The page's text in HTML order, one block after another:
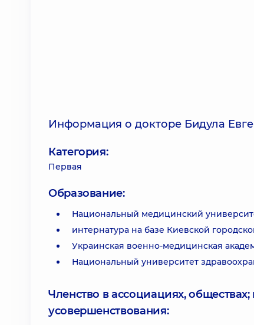
Информация о докторе Бидула
Категория:
Первая
Образование:
Национальный медицинский
интернатура на базе Киевской
Украинская военно-медицинская
Национальный университет
Членство в ассоциациях,
усовершенствования: